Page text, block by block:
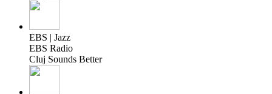
EBS | Jazz
EBS Radio
Cluj Sounds Better